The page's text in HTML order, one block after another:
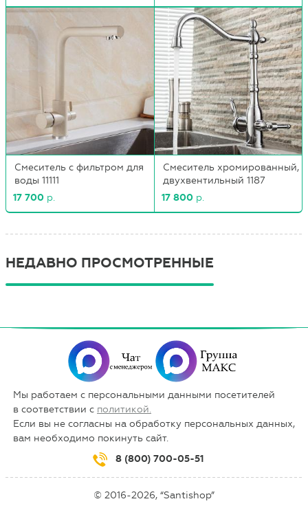
Смеситель с фильтром для
воды 11111
17 700 р.
Смеситель хромированный,
двухвентильный 1187
17 800 р.
НЕДАВНО ПРОСМОТРЕННЫЕ
© 2016-2026, “Santishop”
Мы работаем с персональными данными посетителей
в соответствии с политикой.
Если вы не согласны на обработку персональных данных,
вам необходимо покинуть сайт.
8 (800) 700-05-51